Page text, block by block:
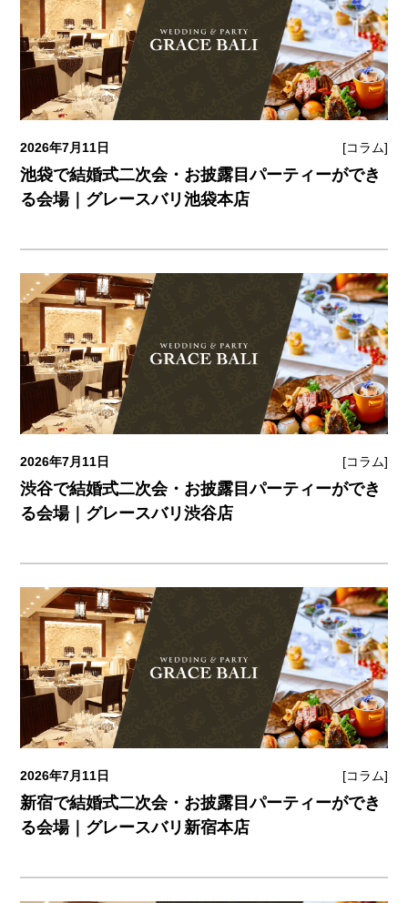
2026年7月11日 [コラム]
池袋で結婚式二次会・お披露目パーティーができ
る会場｜グレースバリ池袋本店
2026年7月11日 [コラム]
渋谷で結婚式二次会・お披露目パーティーができ
る会場｜グレースバリ渋谷店
2026年7月11日 [コラム]
新宿で結婚式二次会・お披露目パーティーができ
る会場｜グレースバリ新宿本店